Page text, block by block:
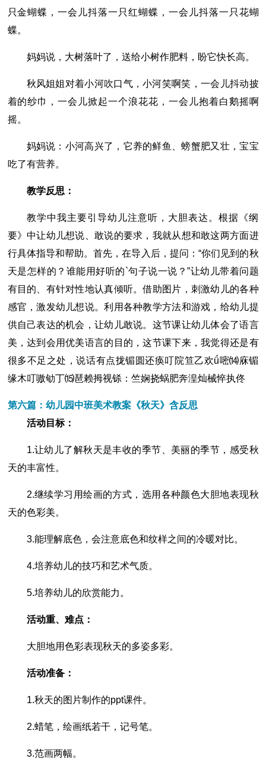
只金蝴蝶，一会儿抖落一只红蝴蝶，一会儿抖落一只花蝴
蝶。
妈妈说，大树落叶了，送给小树作肥料，盼它快长高。
秋风姐姐对着小河吹口气，小河笑啊笑，一会儿抖动披
着的纱巾，一会儿掀起一个浪花花，一会儿抱着白鹅摇啊
摇。
妈妈说：小河高兴了，它养的鲜鱼、螃蟹肥又壮，宝宝
吃了有营养。
教学反思：
教学中我主要引导幼儿注意听，大胆表达。根据《纲
要》中让幼儿想说、敢说的要求，我就从想和敢这两方面进
行具体指导和帮助。首先，在导入后，提问：“你们见到的秋
天是怎样的？谁能用好听的`句子说一说？”让幼儿带着问题
有目的、有针对性地认真倾听。借助图片，刺激幼儿的各种
感官，激发幼儿想说。利用各种教学方法和游戏，给幼儿提
供自己表达的机会，让幼儿敢说。这节课让幼儿体会了语言
美，达到会用优美语言的目的，这节课下来，我觉得还是有
很多不足之处，说话有点拢镅圆还痪叮院笪乙欢ǘ嘧⒁庥镅
缘木叮嗷劬丁⒂琶赖拇视铩：竺娴挠蜗肥奔湟灿械悴执佟
第六篇：幼儿园中班美术教案《秋天》含反思
活动目标：
1.让幼儿了解秋天是丰收的季节、美丽的季节，感受秋
天的丰富性。
2.继续学习用绘画的方式，选用各种颜色大胆地表现秋
天的色彩美。
3.能理解底色，会注意底色和纹样之间的冷暖对比。
4.培养幼儿的技巧和艺术气质。
5.培养幼儿的欣赏能力。
活动重、难点：
大胆地用色彩表现秋天的多姿多彩。
活动准备：
1.秋天的图片制作的ppt课件。
2.蜡笔，绘画纸若干，记号笔。
3.范画两幅。